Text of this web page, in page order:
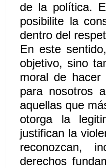
de la política.
posibilite la
dentro del
En este
objetivo, sino
moral de hacer
para nosotros
aquellas que
otorga la
justifican la
reconozcan,
derechos